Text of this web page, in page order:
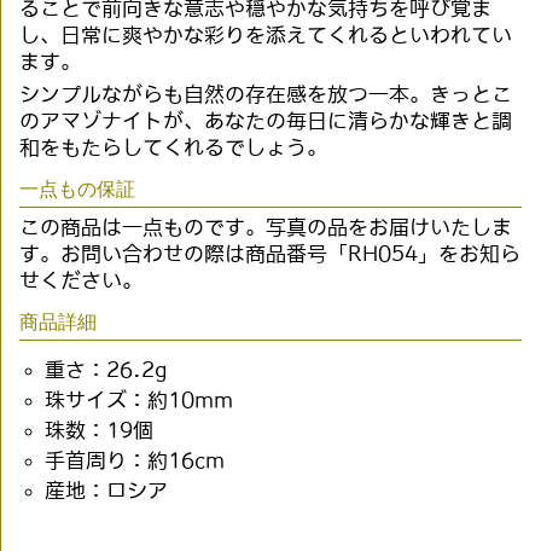
ることで前向きな意志や穏やかな気持ちを呼び覚ま
し、日常に爽やかな彩りを添えてくれるといわれてい
ます。
シンプルながらも自然の存在感を放つ一本。きっとこ
のアマゾナイトが、あなたの毎日に清らかな輝きと調
和をもたらしてくれるでしょう。
一点もの保証
この商品は一点ものです。写真の品をお届けいたしま
す。お問い合わせの際は商品番号「RH054」をお知ら
せください。
商品詳細
重さ：26.2g
珠サイズ：約10mm
珠数：19個
手首周り：約16cm
産地：ロシア